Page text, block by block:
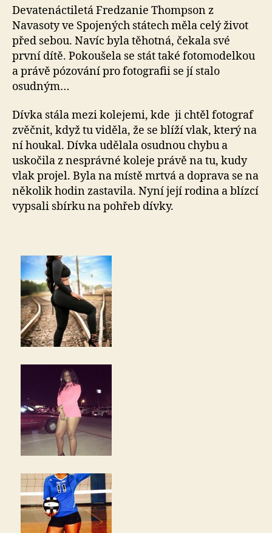
Devatenáctiletá Fredzanie Thompson z
Navasoty ve Spojených státech měla celý život
před sebou. Navíc byla těhotná, čekala své
první dítě. Pokoušela se stát také fotomodelkou
a právě pózování pro fotografii se jí stalo
osudným…
Dívka stála mezi kolejemi, kde ji chtěl fotograf
zvěčnit, když tu viděla, že se blíží vlak, který na
ní houkal. Dívka udělala osudnou chybu a
uskočila z nesprávné koleje právě na tu, kudy
vlak projel. Byla na místě mrtvá a doprava se na
několik hodin zastavila. Nyní její rodina a blízcí
vypsali sbírku na pohřeb dívky.